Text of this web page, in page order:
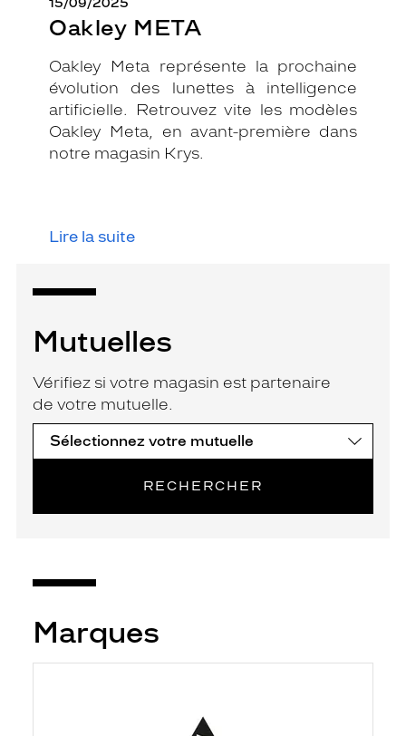
15/09/2025
Oakley META
Oakley Meta représente la prochaine
évolution des lunettes à intelligence
artificielle. Retrouvez vite les modèles
Oakley Meta, en avant-première dans
notre magasin Krys.
Lire la suite
Mutuelles
Vérifiez si votre magasin est partenaire
de votre mutuelle.
RECHERCHER
Marques